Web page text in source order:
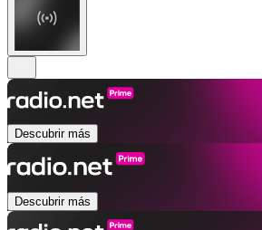
Descubrir más
Descubrir más